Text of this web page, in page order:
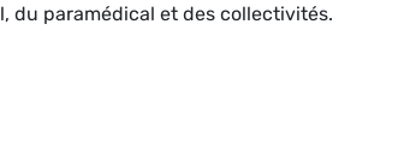
du paramédical et des collectivités.